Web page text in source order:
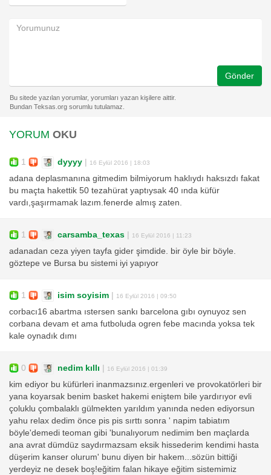
Gönder
YORUM OKU
1 dyyyy 16 Eylül 2016 | 18:03
adana deplasmanına gitmedim bilmiyorum haklıydı haksızdı fakat
bu maçta hakettik 50 tezahürat yaptıysak 40 ında küfür
vardı,şaşırmamak lazım.fenerde almış zaten.
1 carsamba_texas 16 Eylül 2016 | 11:23
adanadan ceza yiyen tayfa gider şimdide. bir öyle bir böyle.
göztepe ve Bursa bu sistemi iyi yapıyor
1 isim soyisim 16 Eylül 2016 | 09:50
corbacı16 abartma ıstersen sankı barcelona gıbı oynuyoz sen
corbana devam et ama futboluda ogren febe macında yoksa tek
kale oynadık dımı
0 nedim kıllı 16 Eylül 2016 | 01:39
kim ediyor bu küfürleri inanmazsınız.ergenleri ve provokatörleri bir
yana koyarsak benim basket hakemi eniştem bile yardırıyor evli
çoluklu çombalaklı gülmekten yarıldım yanında neden ediyorsun
yahu relax dedim önce pis pis sırttı sonra ' napim tabiatım
böyle'demedi teoman gibi 'bunalıyorum nedimim ben maçlarda
ana avrat dümdüz saydırmazsam eksik hissederim kendimi hasta
düşerim kanser olurum' bunu diyen bir hakem...sözün bittiği
yerdeyiz ne desek boş!eğitim falan hikaye eğitim sistemimiz